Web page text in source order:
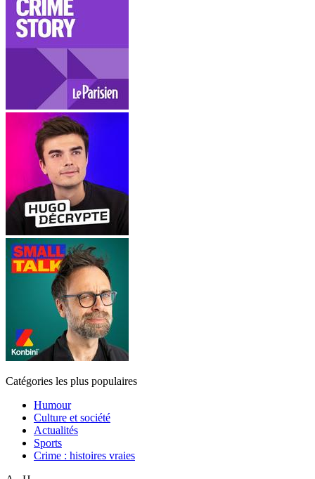
Catégories les plus populaires
Humour
Culture et société
Actualités
Sports
Crime : histoires vraies